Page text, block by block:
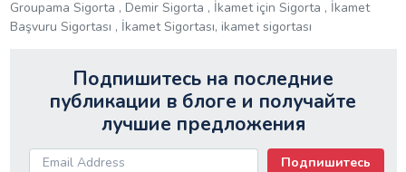
Groupama Sigorta , Demir Sigorta , İkamet için Sigorta , İkamet
Başvuru Sigortası , İkamet Sigortası, ikamet sigortası
Подпишитесь на последние
публикации в блоге и получайте
лучшие предложения
Подпишитесь